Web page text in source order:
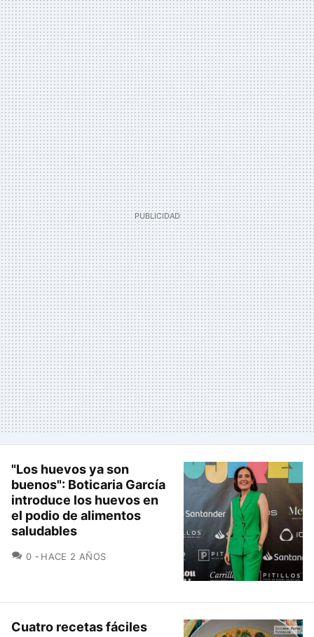
"Los huevos ya son
buenos": Boticaria García
introduce los huevos en
el podio de alimentos
saludables
0 COMENTARIOS
HACE 2 AÑOS
Cuatro recetas fáciles